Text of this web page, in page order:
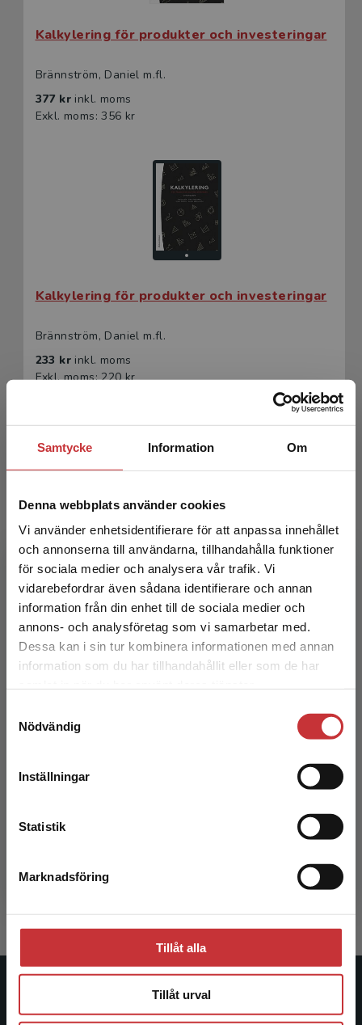
Samtycke Information Om
Denna webbplats använder cookies
Vi använder enhetsidentifierare för att anpassa innehållet
och annonserna till användarna, tillhandahålla funktioner
för sociala medier och analysera vår trafik. Vi
vidarebefordrar även sådana identifierare och annan
information från din enhet till de sociala medier och
annons- och analysföretag som vi samarbetar med.
Dessa kan i sin tur kombinera informationen med annan
information som du har tillhandahållit eller som de har
Nödvändig
Inställningar
Statistik
Marknadsföring
Tillåt alla
Tillåt urval
Begränsad fraktregion
Det verkar som att du besöker
studentlitteratur.se via en enhet utanför Sverige.
Vi erbjuder inte leveranser utanför Sverige. För
att kunna slutföra ett köp måste
Kalkylering för produkter och investeringar
Brännström, Daniel m.fl.
377 kr inkl. moms
Exkl. moms: 356 kr
Kalkylering för produkter och investeringar
Brännström, Daniel m.fl.
233 kr inkl. moms
Exkl. moms: 220 kr
Kalkylering för produkter och investeringar
Olsson, Ulf m.fl.
230 kr inkl. moms
Exkl. moms: 217 kr
Kalkylering för produkter och investeringar
370 krinkl. moms
Studentlitteratur